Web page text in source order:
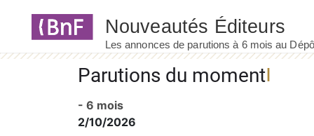
Parutions du moment
- 6 mois
2/10/2026